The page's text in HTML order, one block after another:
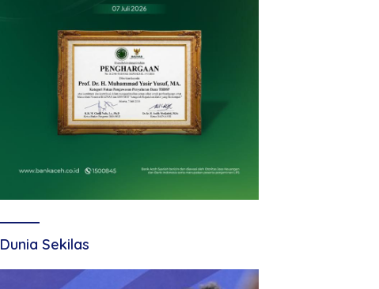
Dunia Sekilas